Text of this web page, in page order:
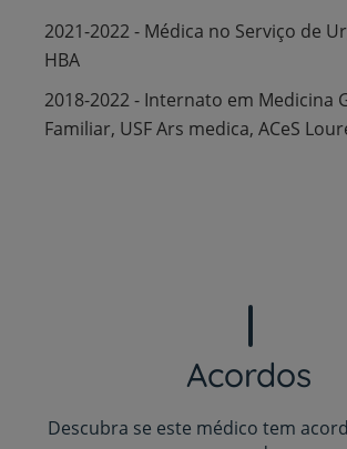
2021-2022 - Médica no Serviço de
HBA
2018-2022 - Internato em Medicina
Familiar, USF Ars medica, ACeS
Acordos
Descubra se este médico tem